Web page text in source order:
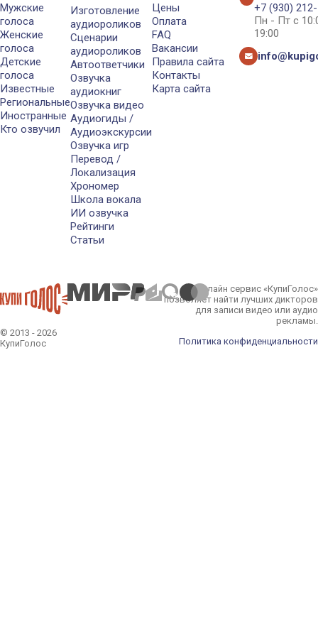
Мужские
голоса
Женские
голоса
Детские
голоса
Известные
Региональные
Иностранные
Кто озвучил
Изготовление
аудиороликов
Сценарии
аудиороликов
Автоответчики
Озвучка
аудиокниг
Озвучка видео
Аудиогиды /
Аудиоэкскурсии
Озвучка игр
Перевод /
Локализация
Хрономер
Школа вокала
ИИ озвучка
Рейтинги
Статьи
Цены
Оплата
FAQ
Вакансии
Правила сайта
Контакты
Карта сайта
+7 (930)
Пн - Пт с
19:00
© 2013 - 2026
КупиГолос
Онлайн сервис «КупиГолос»
позволяет найти лучших дикторов
для записи видео или аудио
рекламы.
Политика конфиденциальности